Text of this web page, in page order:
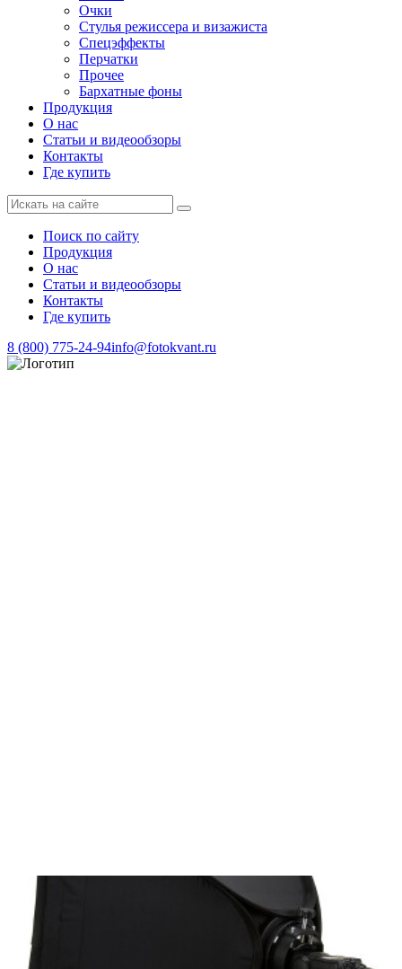
Очки
Стулья режиссера и визажиста
Спецэффекты
Перчатки
Прочее
Бархатные фоны
Продукция
О нас
Статьи и видеообзоры
Контакты
Где купить
Поиск по сайту
Продукция
О нас
Статьи и видеообзоры
Контакты
Где купить
8 (800) 775-24-94info@fotokvant.ru